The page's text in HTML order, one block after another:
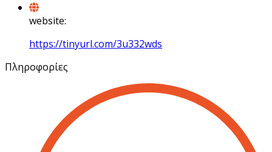
website:
https://tinyurl.com/3u332wds
Πληροφορίες